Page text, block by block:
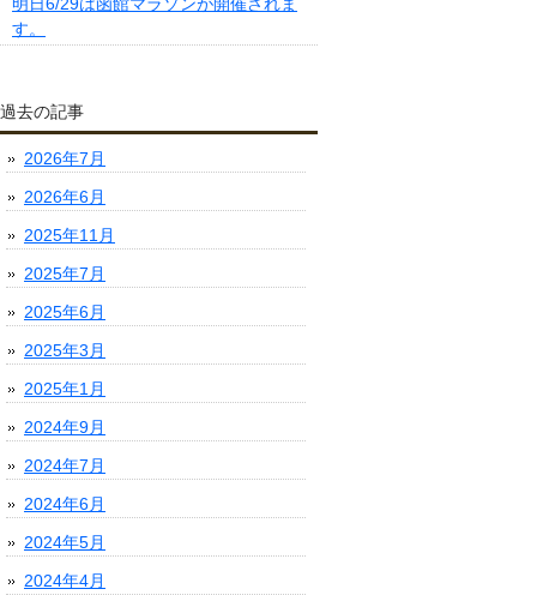
す。
過去の記事
2026年7月
2026年6月
2025年11月
2025年7月
2025年6月
2025年3月
2025年1月
2024年9月
2024年7月
2024年6月
2024年5月
2024年4月